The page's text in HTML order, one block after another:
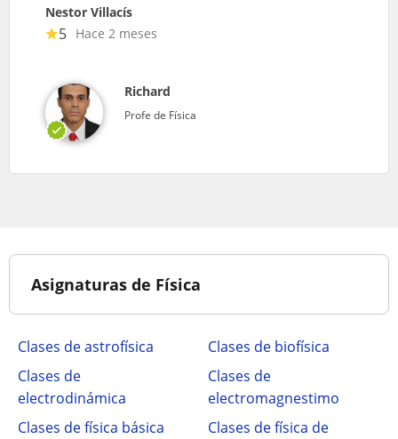
Nestor Villacís
5 Hace 2 meses
Richard
Profe de Física
Asignaturas de Física
Clases de astrofísica
Clases de biofísica
Clases de
electrodinámica
Clases de
electromagnestimo
Clases de física básica
Clases de física de